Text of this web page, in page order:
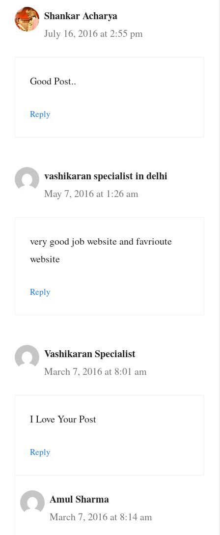
Shankar Acharya
July 16, 2016 at 2:55 pm
Good Post..
Reply
vashikaran specialist in delhi
May 7, 2016 at 1:26 am
very good job website and favrioute
website
Reply
Vashikaran Specialist
March 7, 2016 at 8:01 am
I Love Your Post
Reply
Amul Sharma
March 7, 2016 at 8:14 am